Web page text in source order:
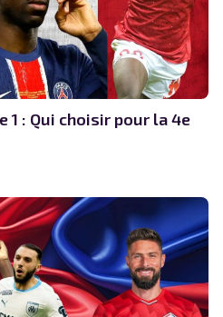
1 : Qui choisir pour la 4e